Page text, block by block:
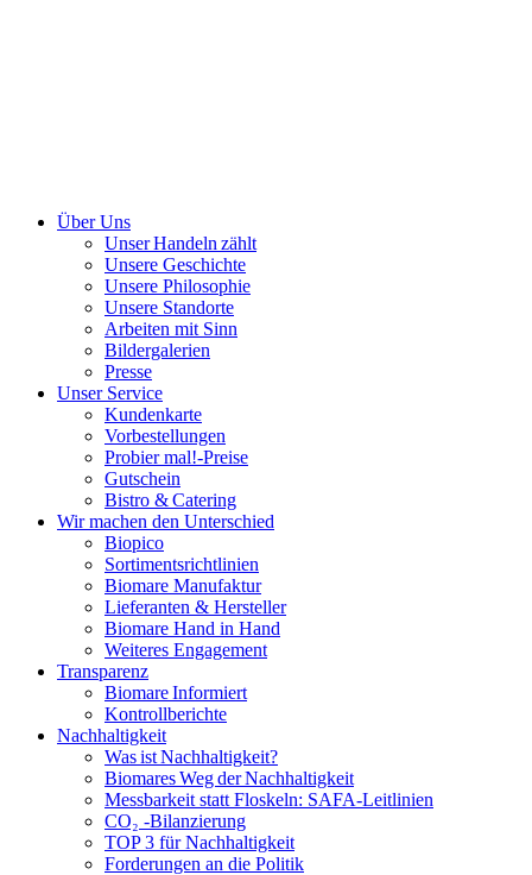
Über Uns
Unser Handeln zählt
Unsere Geschichte
Unsere Philosophie
Unsere Standorte
Arbeiten mit Sinn
Bildergalerien
Presse
Unser Service
Kundenkarte
Vorbestellungen
Probier mal!-Preise
Gutschein
Bistro & Catering
Wir machen den Unterschied
Biopico
Sortimentsrichtlinien
Biomare Manufaktur
Lieferanten & Hersteller
Biomare Hand in Hand
Weiteres Engagement
Transparenz
Biomare Informiert
Kontrollberichte
Nachhaltigkeit
Was ist Nachhaltigkeit?
Biomares Weg der Nachhaltigkeit
Messbarkeit statt Floskeln: SAFA-Leitlinien
CO₂ -Bilanzierung
TOP 3 für Nachhaltigkeit
Forderungen an die Politik